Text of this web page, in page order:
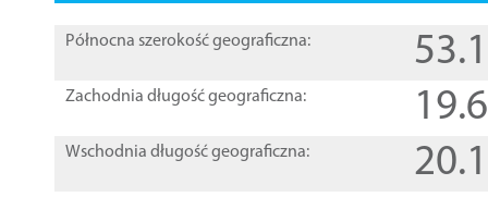
Północna szerokość geograficzna:
Zachodnia długość geograficzna:
Wschodnia długość geograficzna: